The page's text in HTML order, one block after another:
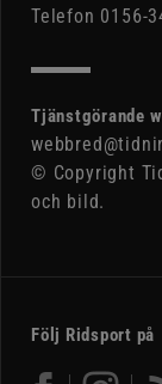
Telefon 0156-
Tjänstgörande
© Copyright
och bild.
Följ Ridsport på